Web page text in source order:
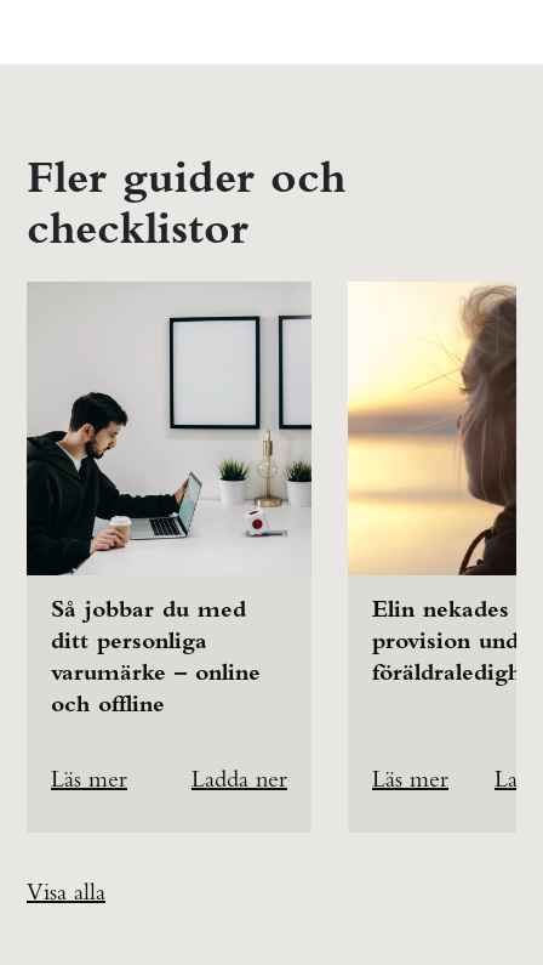
Fler guider och
checklistor
Visa alla
Så jobbar du med
ditt personliga
varumärke – online
och offline
Läs mer Ladda ner
Elin nekades
provision under
Läs mer